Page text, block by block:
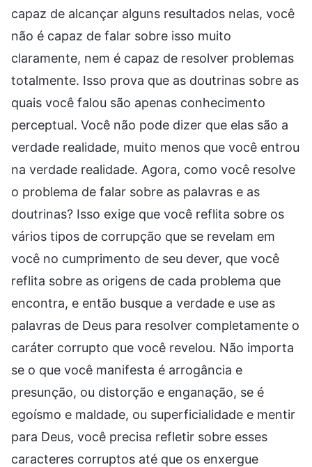
capaz de alcançar alguns resultados nelas, você
não é capaz de falar sobre isso muito
claramente, nem é capaz de resolver problemas
totalmente. Isso prova que as doutrinas sobre as
quais você falou são apenas conhecimento
perceptual. Você não pode dizer que elas são a
verdade realidade, muito menos que você entrou
na verdade realidade. Agora, como você resolve
o problema de falar sobre as palavras e as
doutrinas? Isso exige que você reflita sobre os
vários tipos de corrupção que se revelam em
você no cumprimento de seu dever, que você
reflita sobre as origens de cada problema que
encontra, e então busque a verdade e use as
palavras de Deus para resolver completamente o
caráter corrupto que você revelou. Não importa
se o que você manifesta é arrogância e
presunção, ou distorção e enganação, se é
egoísmo e maldade, ou superficialidade e mentir
para Deus, você precisa refletir sobre esses
caracteres corruptos até que os enxergue